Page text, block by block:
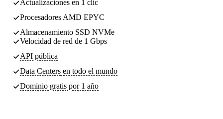
Actualizaciones en 1 clic
Procesadores AMD EPYC
Almacenamiento SSD NVMe
Velocidad de red de 1 Gbps
API pública
Data Centers en todo el mundo
Dominio gratis por 1 año